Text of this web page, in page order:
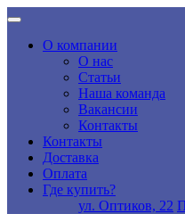
О компании
О нас
Статьи
Наша команда
Вакансии
Контакты
Контакты
Доставка
Оплата
Где купить?
ул. Оптиков, 22